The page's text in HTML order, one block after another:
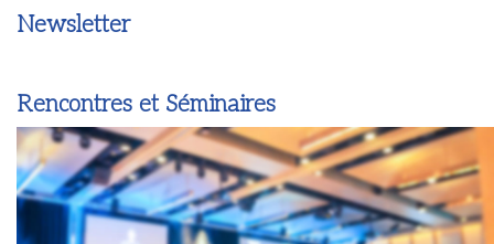
Newsletter
Rencontres et Séminaires